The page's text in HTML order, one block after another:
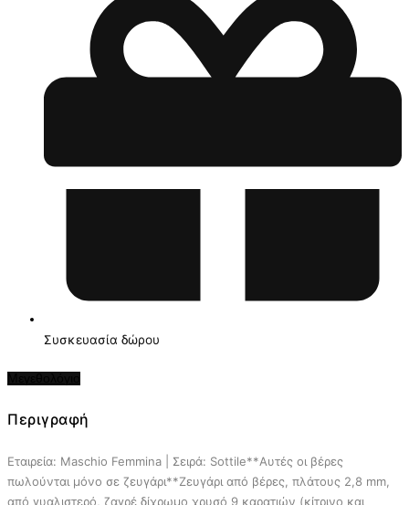
Συσκευασία δώρου
Περιγραφή
Εταιρεία: Maschio Femmina | Σειρά: Sottile**Αυτές οι βέρες
πωλούνται μόνο σε ζευγάρι**Ζευγάρι από βέρες, πλάτους 2,8 mm,
από γυαλιστερό, ζαγρέ δίχρωμο χρυσό 9 καρατιών (κίτρινο και